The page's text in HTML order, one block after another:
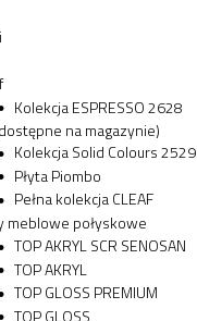
Kolekcja ESPRESSO 2628
na magazynie)
Kolekcja Solid Colours 2529
Płyta Piombo
Pełna kolekcja CLEAF
meblowe połyskowe
TOP AKRYL SCR SENOSAN
TOP AKRYL
TOP GLOSS PREMIUM
TOP GLOSS